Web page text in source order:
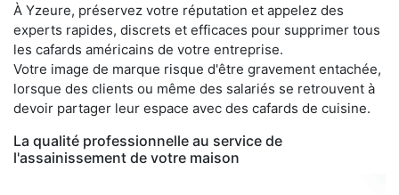
À Yzeure, préservez votre réputation et appelez des
experts rapides, discrets et efficaces pour supprimer tous
les cafards américains de votre entreprise.
Votre image de marque risque d'être gravement entachée,
lorsque des clients ou même des salariés se retrouvent à
devoir partager leur espace avec des cafards de cuisine.
La qualité professionnelle au service de
l'assainissement de votre maison